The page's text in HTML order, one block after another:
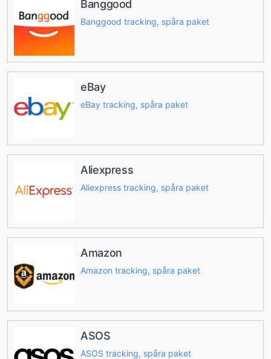
Banggood
Banggood tracking, spåra paket
eBay
eBay tracking, spåra paket
Aliexpress
Aliexpress tracking, spåra paket
Amazon
Amazon tracking, spåra paket
ASOS
ASOS tracking, spåra paket